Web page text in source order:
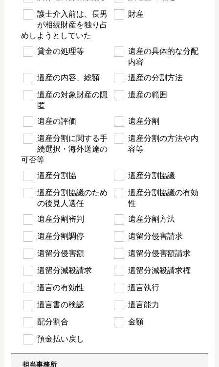
護士介入前は、長男
が相続財産を独り占
めしようとしていた
財産
貸金の処理等
遺産の具体的な分配
内容
遺産の内容、総額
遺産の分割方法
遺産の対象財産の隠
匿
遺産の範囲
遺産の評価 遺産分割
遺産分割に関する手
続選択・海外送達の
可否等
遺産分割の方法や内
容等
遺産分割協 遺産分割協議
遺産分割協議のため
の後見人選任
遺産分割協議の有効
性
遺産分割審判
遺産分割方法
遺産分割調停 遺留分侵害請求
遺留分侵害額 遺留分侵害額請求
遺留分減殺請求 遺留分減殺請求権
遺言の有効性 遺言執行
遺言書の検認 遺言能力
配分割合 金額
預金払い戻し
担当事務所